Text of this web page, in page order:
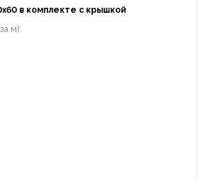
в комплекте с крышкой
м):